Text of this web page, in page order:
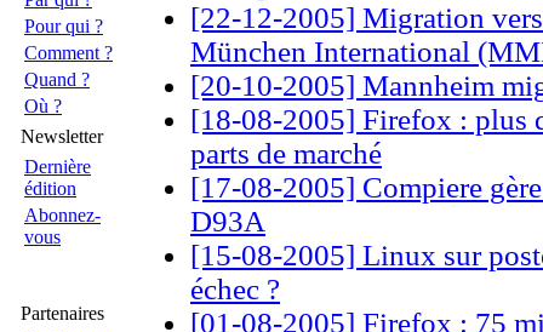
Pour qui ?
Comment ?
Quand ?
Où ?
Newsletter
Dernière
édition
Abonnez-
vous
Partenaires
[22-12-2005] Migration
München International
[20-10-2005] Mannheim
[18-08-2005] Firefox : plus
parts de marché
[17-08-2005] Compiere
D93A
[15-08-2005] Linux sur
échec ?
[01-08-2005] Firefox : 75